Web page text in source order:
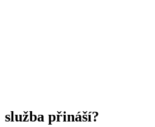
služba přináší?